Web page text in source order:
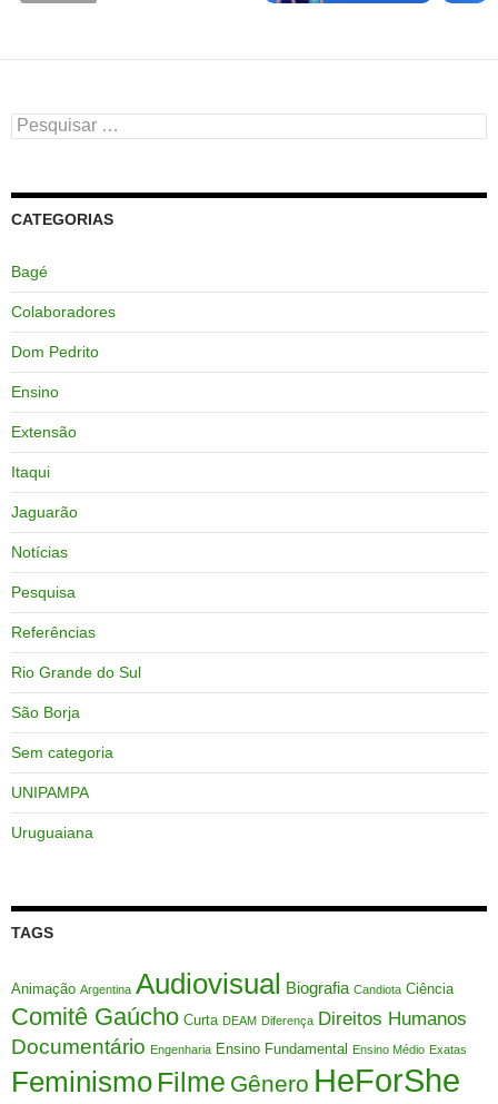
Pesquisar
por:
CATEGORIAS
Bagé
Colaboradores
Dom Pedrito
Ensino
Extensão
Itaqui
Jaguarão
Notícias
Pesquisa
Referências
Rio Grande do Sul
São Borja
Sem categoria
UNIPAMPA
Uruguaiana
TAGS
Animação Argentina Audiovisual Biografia Candiota Ciência
Comitê Gaúcho Curta DEAM Diferença Direitos Humanos
Documentário Engenharia Ensino Fundamental Ensino Médio Exatas
Feminismo Filme Gênero HeForShe